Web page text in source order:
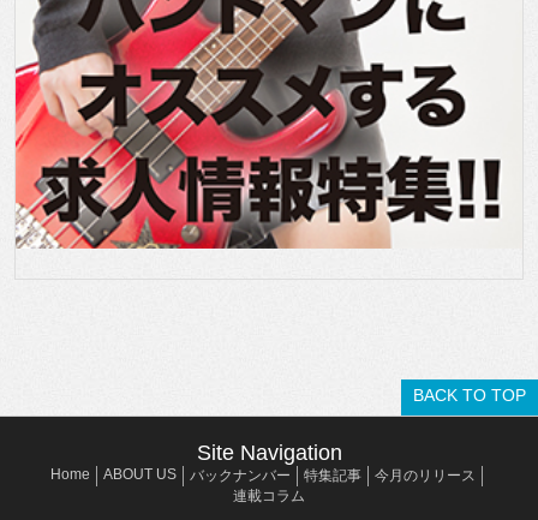
BACK TO TOP
Site Navigation
Home ABOUT US バックナンバー 特集記事
今月のリリース
連載コラム